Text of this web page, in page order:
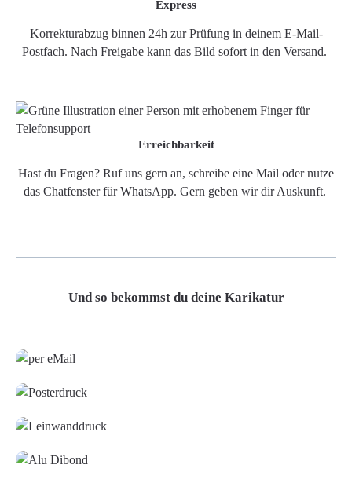
Express
Korrekturabzug binnen 24h zur Prüfung in deinem E-Mail-
Postfach. Nach Freigabe kann das Bild sofort in den Versand.
Erreichbarkeit
Hast du Fragen? Ruf uns gern an, schreibe eine Mail oder nutze
das Chatfenster für WhatsApp. Gern geben wir dir Auskunft.
Und so bekommst du deine Karikatur